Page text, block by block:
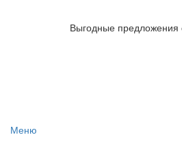
Отзывы об аэропортах
Поиск авиакасс
Выгодные предложения
Меню